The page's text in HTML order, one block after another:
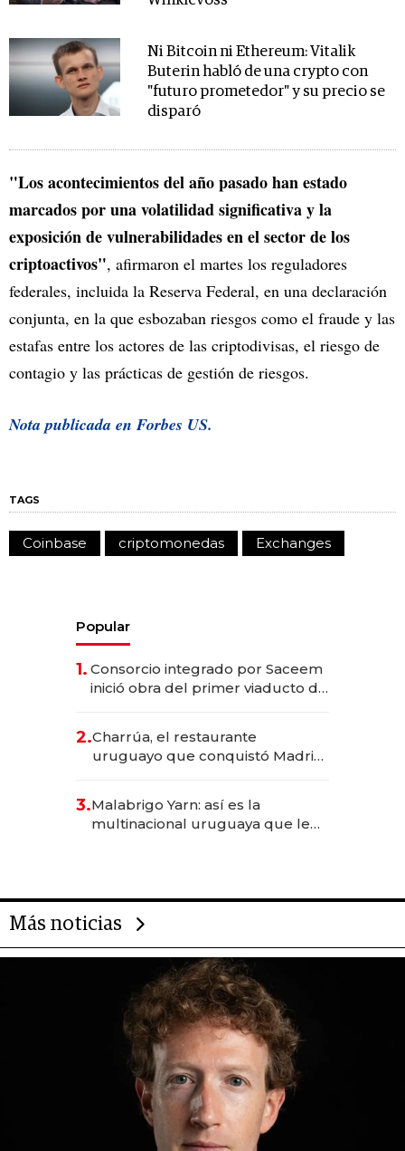
Ni Bitcoin ni Ethereum: Vitalik
Buterin habló de una crypto con
"futuro prometedor" y su precio se
disparó
"Los acontecimientos del año pasado han estado
marcados por una volatilidad significativa y la
exposición de vulnerabilidades en el sector de los
criptoactivos", afirmaron el martes los reguladores
federales, incluida la Reserva Federal, en una declaración
conjunta, en la que esbozaban riesgos como el fraude y las
estafas entre los actores de las criptodivisas, el riesgo de
contagio y las prácticas de gestión de riesgos.
Nota publicada en Forbes US.
TAGS
Coinbase criptomonedas Exchanges
Popular
1. Consorcio integrado por Saceem
inició obra del primer viaducto de
millones
2.Charrúa, el restaurante
uruguayo que conquistó Madrid:
anticipación y prepara apertura
3.Malabrigo Yarn: así es la
multinacional uruguaya que le
Más noticias